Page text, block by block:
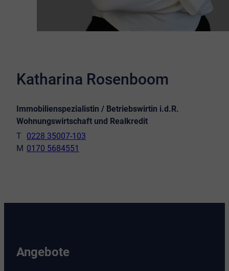
Katharina Rosenboom
Immobilienspezialistin / Betriebswirtin i.d.R.
Wohnungswirtschaft und Realkredit
0228 35007-103
0170 5684551
Angebote